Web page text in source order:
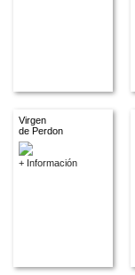
Virgen
de Perdon
+ Información